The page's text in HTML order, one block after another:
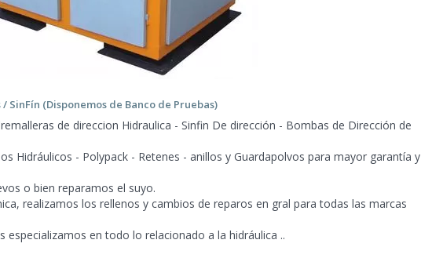
SinFín (Disponemos de Banco de Pruebas)
de direccion Hidraulica - Sinfin De dirección - Bombas de Dirección de
Hidráulicos - Polypack - Retenes - anillos y Guardapolvos para mayor garantía y
o bien reparamos el suyo.
realizamos los rellenos y cambios de reparos en gral para todas las marcas
en todo lo relacionado a la hidráulica ..